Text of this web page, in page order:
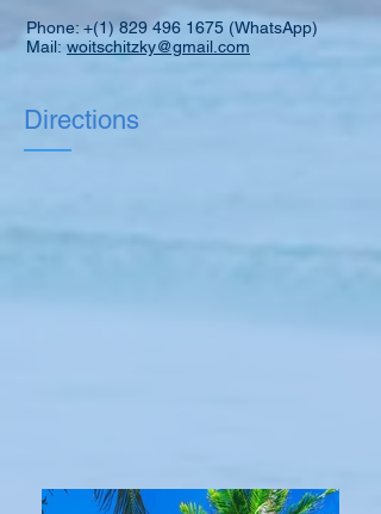
Phone: +(1)829 496 1675 (WhatsApp)
Mail: woitschitzky@gmail.com
Directions